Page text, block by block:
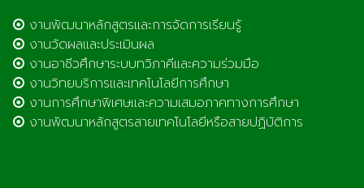
งานพัฒนาหลักสูตรและการจัดการเรียนรู้
งานวัดผลและประเมินผล
งานอาชีวศึกษาระบบทวิภาคีและความร่วมมือ
งานวิทยบริการและเทคโนโลยีการศึกษา
งานการศึกษาพิเศษและความเสมอภาคทางการศึกษา
งานพัฒนาหลักสูตรสายเทคโนโลยีหรือสายปฏิบัติการ